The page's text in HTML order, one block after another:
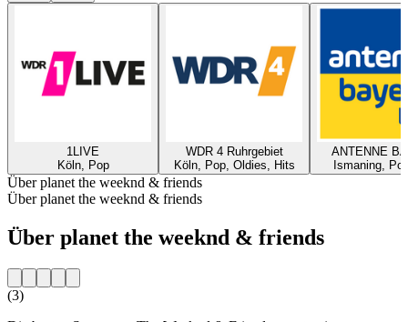
1LIVE
Köln, Pop
WDR 4 Ruhrgebiet
Köln, Pop, Oldies, Hits
ANTENNE
Ismaning,
Über planet the weeknd & friends
Über planet the weeknd & friends
Über planet the weeknd & friends
(3)